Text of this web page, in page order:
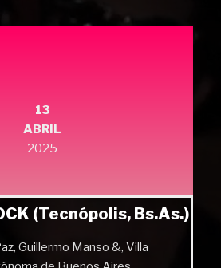
13
ABRIL
2025
(Tecnópolis, Bs.As.)
Guillermo Manso &, Villa